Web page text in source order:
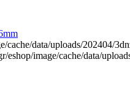
cache/data/uploads/202404/
eshop/image/cache/data/